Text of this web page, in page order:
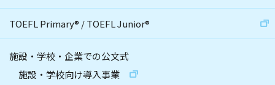
TOEFL Primary® /TOEFL Junior®
施設・学校・企業での公文式
施設・学校向け導入事業